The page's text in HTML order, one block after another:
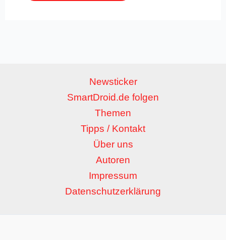
Newsticker
SmartDroid.de folgen
Themen
Tipps / Kontakt
Über uns
Autoren
Impressum
Datenschutzerklärung